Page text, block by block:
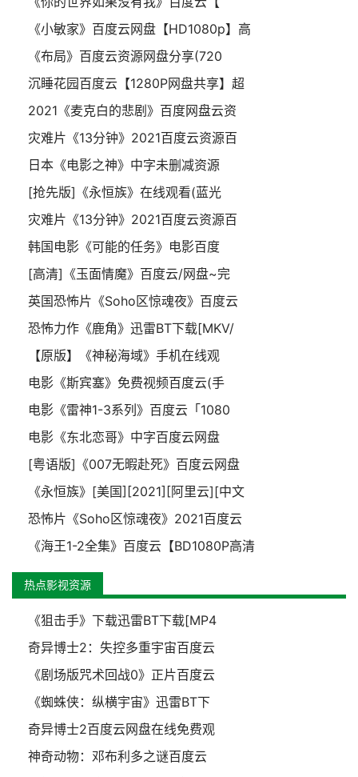
《小敏家》百度云网盘【HD1080p】高
《布局》百度云资源网盘分享(720
沉睡花园百度云【1280P网盘共享】超
2021《麦克白的悲剧》百度网盘云资
灾难片《13分钟》2021百度云资源百
日本《电影之神》中字未删减资源
[抢先版]《永恒族》在线观看(蓝光
灾难片《13分钟》2021百度云资源百
韩国电影《可能的任务》电影百度
[高清]《玉面情魔》百度云/网盘~完
英国恐怖片《Soho区惊魂夜》百度云
恐怖力作《鹿角》迅雷BT下载[MKV/
【原版】《神秘海域》手机在线观
电影《斯宾塞》免费视频百度云(手
电影《雷神1-3系列》百度云「1080
电影《东北恋哥》中字百度云网盘
[粤语版]《007无暇赴死》百度云网盘
《永恒族》[美国][2021][阿里云][中文
恐怖片《Soho区惊魂夜》2021百度云
《海王1-2全集》百度云【BD1080P高清
热点影视资源
《狙击手》下载迅雷BT下载[MP4
奇异博士2：失控多重宇宙百度云
《剧场版咒术回战0》正片百度云
《蜘蛛侠：纵横宇宙》迅雷BT下
奇异博士2百度云网盘在线免费观
神奇动物：邓布利多之谜百度云